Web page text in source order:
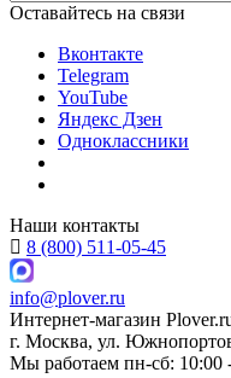
Оставайтесь на связи
Вконтакте
Telegram
YouTube
Яндекс Дзен
Одноклассники
Наши контакты
8 (800) 511-05-45
info@plover.ru
Интернет-магазин
г. Москва, ул.
Мы работаем пн-сб: 10:00